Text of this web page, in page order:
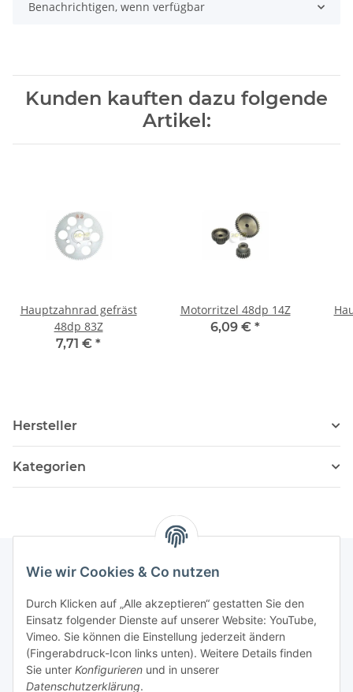
Wie wir Cookies & Co nutzen
Durch Klicken auf „Alle akzeptieren“ gestatten Sie den
Einsatz folgender Dienste auf unserer Website: YouTube,
Vimeo. Sie können die Einstellung jederzeit ändern
(Fingerabdruck-Icon links unten). Weitere Details finden
Sie unter Konfigurieren und in unserer
Datenschutzerklärung.
Benachrichtigen, wenn verfügbar
Kunden kauften dazu folgende
Artikel:
Hauptzahnrad gefräst
48dp 83Z
7,71 € *
Motorritzel 48dp 14Z
6,09 € *
Hersteller
Kategorien
Informationen
036204. 803903
Achtung!!!